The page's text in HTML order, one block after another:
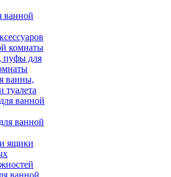
ванной
комнаты
пуфы для
ванны,
туалета
ванной
ванной
ящики
ванной